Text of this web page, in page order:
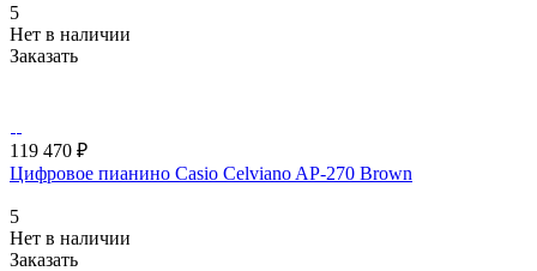
5
Нет в наличии
Заказать
119 470 ₽
Цифровое пианино Casio Celviano AP-270 Brown
5
Нет в наличии
Заказать